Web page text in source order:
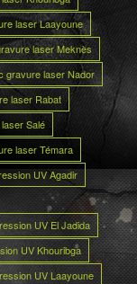
laser Laayoune
laser Meknès
gravure laser Nador
laser Rabat
Salé
laser Témara
UV Agadir
UV El Jadida
UV Khouribga
UV Laayoune